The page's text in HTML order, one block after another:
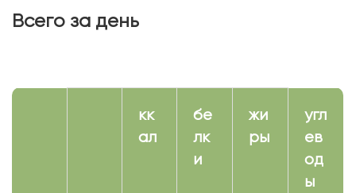
Всего за день
кк
ал
бе
лк
и
жи
ры
угл
ев
од
ы